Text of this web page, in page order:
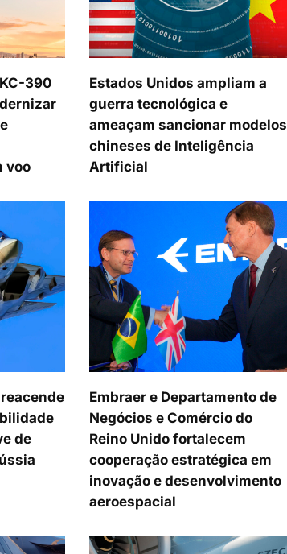
390
voo
Estados Unidos ampliam a
guerra tecnológica e
ameaçam sancionar modelos
chineses de Inteligência
Artificial
de
Embraer e Departamento de
Negócios e Comércio do
Reino Unido fortalecem
cooperação estratégica em
inovação e desenvolvimento
aeroespacial